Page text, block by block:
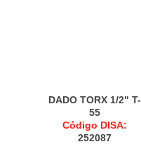
DADO TORX 1/2" T-
55
Código DISA:
252087